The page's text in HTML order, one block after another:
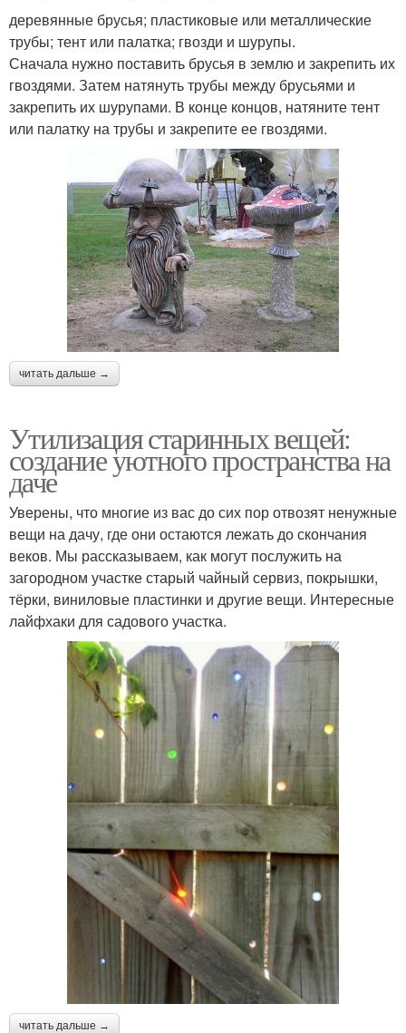
деревянные брусья; пластиковые или металлические
трубы; тент или палатка; гвозди и шурупы.
Сначала нужно поставить брусья в землю и закрепить их
гвоздями. Затем натянуть трубы между брусьями и
закрепить их шурупами. В конце концов, натяните тент
или палатку на трубы и закрепите ее гвоздями.
читать дальше →
Утилизация старинных вещей:
создание уютного пространства на
даче
Уверены, что многие из вас до сих пор отвозят ненужные
вещи на дачу, где они остаются лежать до скончания
веков. Мы рассказываем, как могут послужить на
загородном участке старый чайный сервиз, покрышки,
тёрки, виниловые пластинки и другие вещи. Интересные
лайфхаки для садового участка.
читать дальше →